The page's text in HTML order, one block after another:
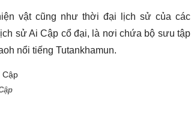
vật cũng như thời đại lịch sử của các
sử Ai Cập cổ đại, là nơi chứa bộ sưu tập
nổi tiếng Tutankhamun.